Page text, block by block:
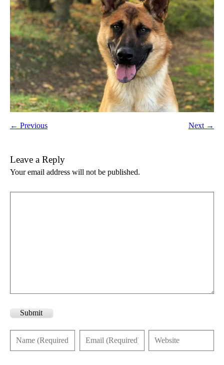
← Previous Next →
Leave a Reply
Your email address will not be published.
Submit